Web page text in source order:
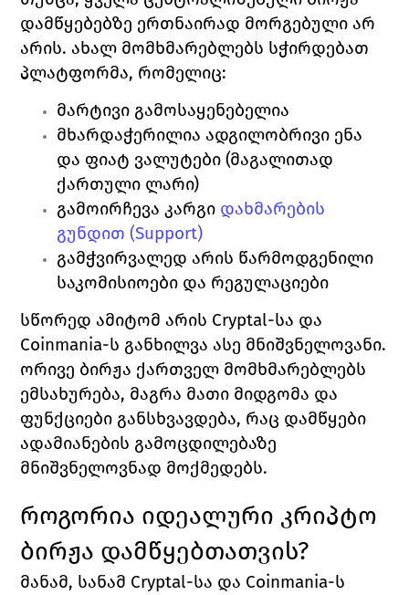
დამწყებებზე ერთნაირად მორგებული არ
არის. ახალ მომხმარებლებს სჭირდებათ
პლატფორმა, რომელიც:
მარტივი გამოსაყენებელია
მხარდაჭერილია ადგილობრივი
და ფიატ ვალუტები (მაგალითად
ქართული ლარი)
გამოირჩევა კარგი დახმარების
გუნდით (Support)
საკომისიოები და რეგულაციები
სწორედ ამიტომ არის Cryptal
Coinmania-ს განხილვა ასე მნიშვნელოვანი.
ორივე ბირჟა ქართველ მომხმარებლებს
ემსახურება, მაგრა მათი მიდგომა და
ფუნქციები განსხვავდება, რაც დამწყები
ადამიანების გამოცდილებაზე
მნიშვნელოვნად მოქმედებს.
როგორია იდეალური კრიპტო
ბირჟა დამწყებთათვის?
მანამ, სანამ Cryptal-სა და Coinmania-ს